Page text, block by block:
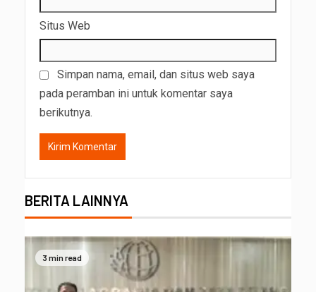
Situs Web
Simpan nama, email, dan situs web saya
pada peramban ini untuk komentar saya
berikutnya.
BERITA LAINNYA
3 min read